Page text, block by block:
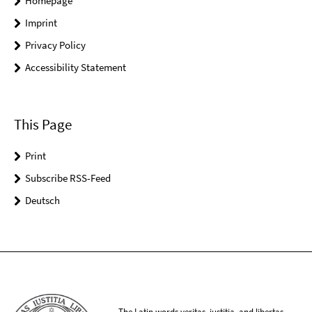
Imprint
Privacy Policy
Accessibility Statement
This Page
Print
Subscribe RSS-Feed
Deutsch